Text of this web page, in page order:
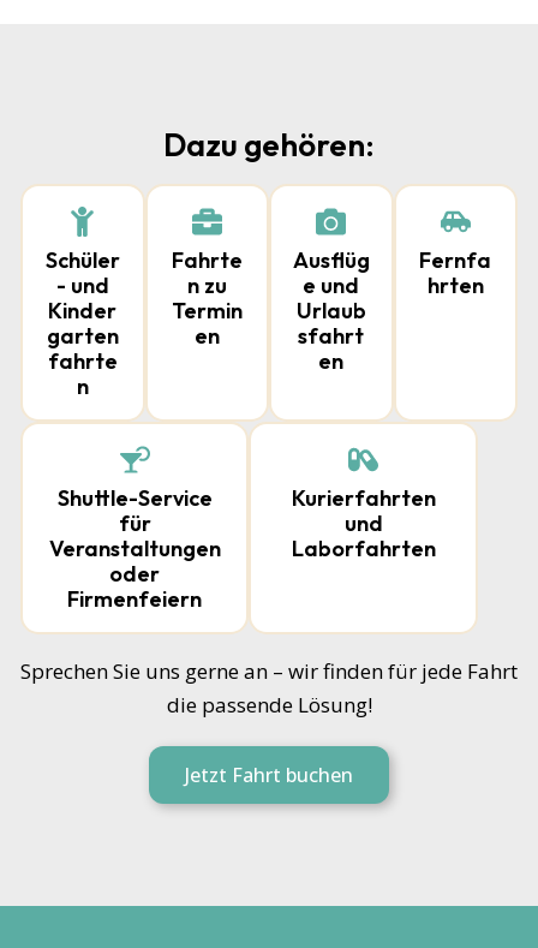
Dazu gehören:
Schüler
- und
Kinder
garten
fahrte
n
Fahrte
n zu
Termin
en
Ausflüg
e und
Urlaub
sfahrt
en
Fernfa
hrten
Shuttle-Service
für
Veranstaltungen
oder
Firmenfeiern
Kurierfahrten
und
Laborfahrten
Sprechen Sie uns gerne an – wir finden für jede Fahrt
die passende Lösung!
Jetzt Fahrt buchen